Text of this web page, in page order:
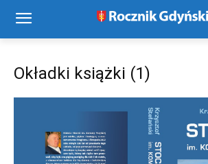
Okładki książki (1)